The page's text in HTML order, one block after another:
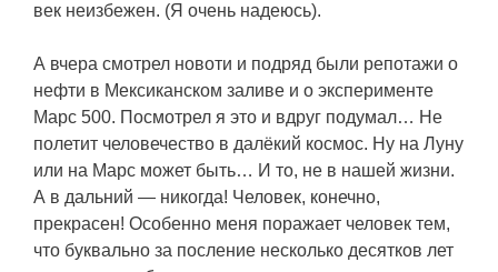
век неизбежен. (Я очень надеюсь).
А вчера смотрел новоти и подряд были репотажи о
нефти в Мексиканском заливе и о эксперименте
Марс 500. Посмотрел я это и вдруг подумал… Не
полетит человечество в далёкий космос. Ну на Луну
или на Марс может быть… И то, не в нашей жизни.
А в дальний — никогда! Человек, конечно,
прекрасен! Особенно меня поражает человек тем,
что буквально за посление несколько десятков лет